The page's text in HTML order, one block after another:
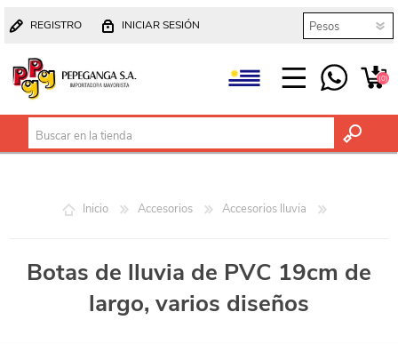
REGISTRO INICIAR SESIÓN
(0)
Inicio Accesorios Accesorios lluvia
Botas de lluvia de PVC 19cm de
largo, varios diseños